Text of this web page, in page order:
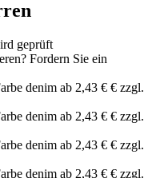
geprüft
Fordern Sie ein